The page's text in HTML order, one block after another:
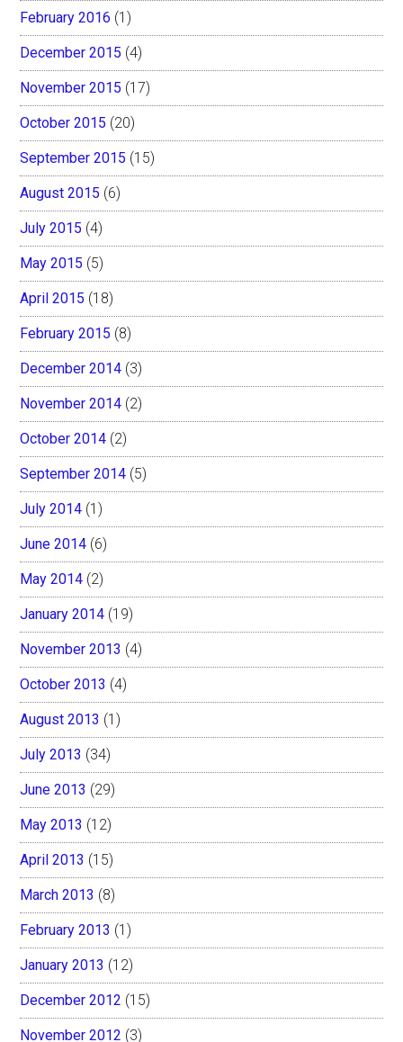
February 2016 (1)
December 2015 (4)
November 2015 (17)
October 2015 (20)
September 2015 (15)
August 2015 (6)
July 2015 (4)
May 2015 (5)
April 2015 (18)
February 2015 (8)
December 2014 (3)
November 2014 (2)
October 2014 (2)
September 2014 (5)
July 2014 (1)
June 2014 (6)
May 2014 (2)
January 2014 (19)
November 2013 (4)
October 2013 (4)
August 2013 (1)
July 2013 (34)
June 2013 (29)
May 2013 (12)
April 2013 (15)
March 2013 (8)
February 2013 (1)
January 2013 (12)
December 2012 (15)
November 2012 (3)